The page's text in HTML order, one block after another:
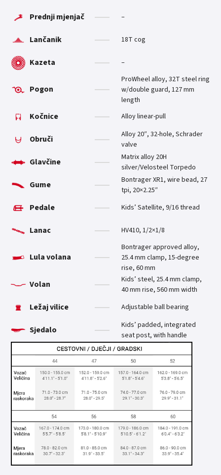
Prednji mjenjač –
Lančanik 18T cog
Kazeta –
Pogon
ProWheel alloy, 32T steel ring
w/double guard, 127 mm
length
Kočnice Alloy linear-pull
Obruči
Alloy 20″, 32-hole, Schrader
valve
Glavčine
Matrix alloy 20H
silver/Velosteel Torpedo
Gume
Bontrager XR1, wire bead, 27
tpi, 20×2.25″
Pedale Kids’ Satellite, 9/16 thread
Lanac HV410, 1/2×1/8
Lula volana
Bontrager approved alloy,
25.4 mm clamp, 15-degree
rise, 60 mm
Volan
Kids’ steel, 25.4 mm clamp,
40 mm rise, 560 mm width
Ležaj vilice Adjustable ball bearing
Sjedalo
Kids’ padded, integrated
seat post, with handle